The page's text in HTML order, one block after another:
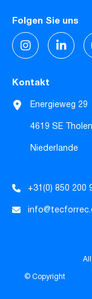
Folgen Sie uns
Kontakt
Energieweg 29
4619 SE Tholen
Niederlande
+31(0) 850 200
© Copyright